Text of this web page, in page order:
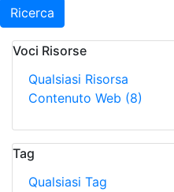
Ricerca
Voci Risorse
Qualsiasi Risorsa
Contenuto Web (8)
Tag
Qualsiasi Tag